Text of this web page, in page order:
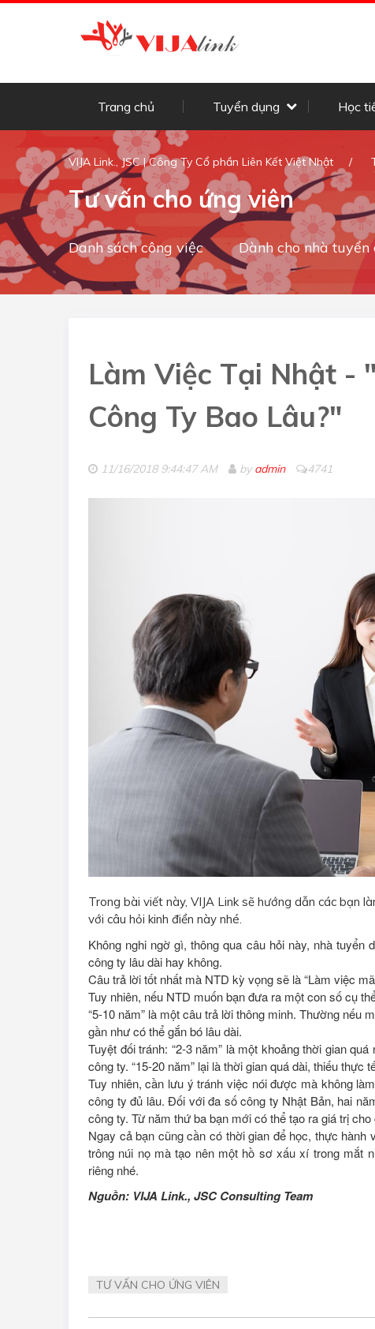
Trang chủ Tuyển dụng Học
VIJA Link., JSC | Công Ty Cổ phần Liên Kết Việt Nhật
Tư vấn cho ứng viên
Danh sách công việc Dành cho nhà tuyển
Làm Việc Tại Nhật -
Công Ty Bao Lâu?"
11/16/2018 9:44:47 AM byadmin 4741
Trong bài viết này, VIJA Link sẽ hướng dẫn các bạn
với câu hỏi kinh điển này nhé.
Không nghi ngờ gì, thông qua câu hỏi này, nhà
công ty lâu dài hay không.
Câu trả lời tốt nhất mà NTD kỳ vọng sẽ là “Làm việc
Tuy nhiên, nếu NTD muốn bạn đưa ra một con số cụ
“5-10 năm” là một câu trả lời thông minh. Thường nếu
gần như có thể gắn bó lâu dài.
Tuyệt đối tránh: “2-3 năm” là một khoảng thời gian
công ty. “15-20 năm” lại là thời gian quá dài, thiếu thực
Tuy nhiên, cần lưu ý tránh việc nói được mà không
công ty đủ lâu. Đối với đa số công ty Nhật Bản, hai
công ty. Từ năm thứ ba bạn mới có thể tạo ra giá trị
Ngay cả bạn cũng cần có thời gian để học, thực
trông núi nọ mà tạo nên một hồ sơ xấu xí trong mắt
riêng nhé.
Nguồn: VIJA Link., JSC Consulting Team
TƯ VẤN CHO ỨNG VIÊN